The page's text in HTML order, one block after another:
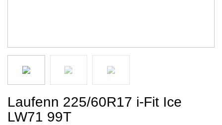
Laufenn 225/60R17 i-Fit Ice
LW71 99T